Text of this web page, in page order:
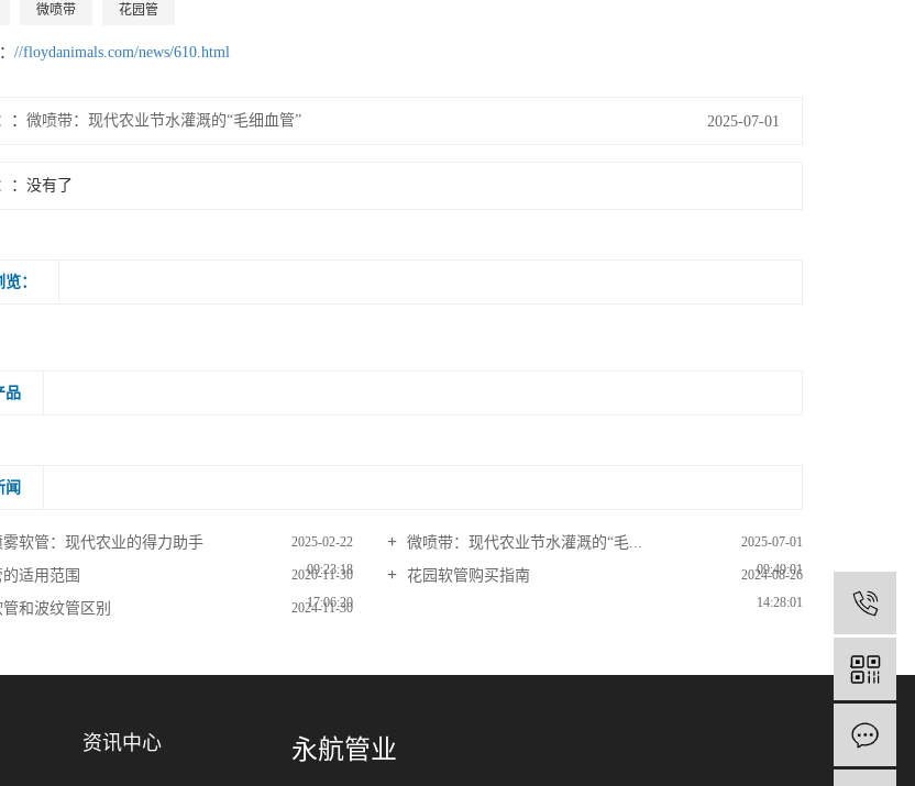
微喷带 花园管
//floydanimals.com/news/610.html
微喷带：现代农业节水灌溉的“毛细血管” 2025-07-01
没有了
：
品
闻
软管：现代农业的得力助手
2025-02-22
09:23:18
微喷带：现代农业节水灌溉的“毛...
2025-07-01
09:49:01
适用范围
2020-11-30
17:06:20
花园软管购买指南
2024-08-26
14:28:01
和波纹管区别
2024-11-30
资讯中心 永航管业